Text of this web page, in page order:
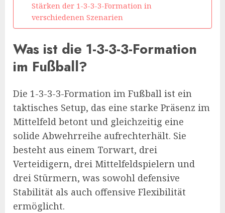
Stärken der 1-3-3-3-Formation in
verschiedenen Szenarien
Was ist die 1-3-3-3-Formation
im Fußball?
Die 1-3-3-3-Formation im Fußball ist ein
taktisches Setup, das eine starke Präsenz im
Mittelfeld betont und gleichzeitig eine
solide Abwehrreihe aufrechterhält. Sie
besteht aus einem Torwart, drei
Verteidigern, drei Mittelfeldspielern und
drei Stürmern, was sowohl defensive
Stabilität als auch offensive Flexibilität
ermöglicht.